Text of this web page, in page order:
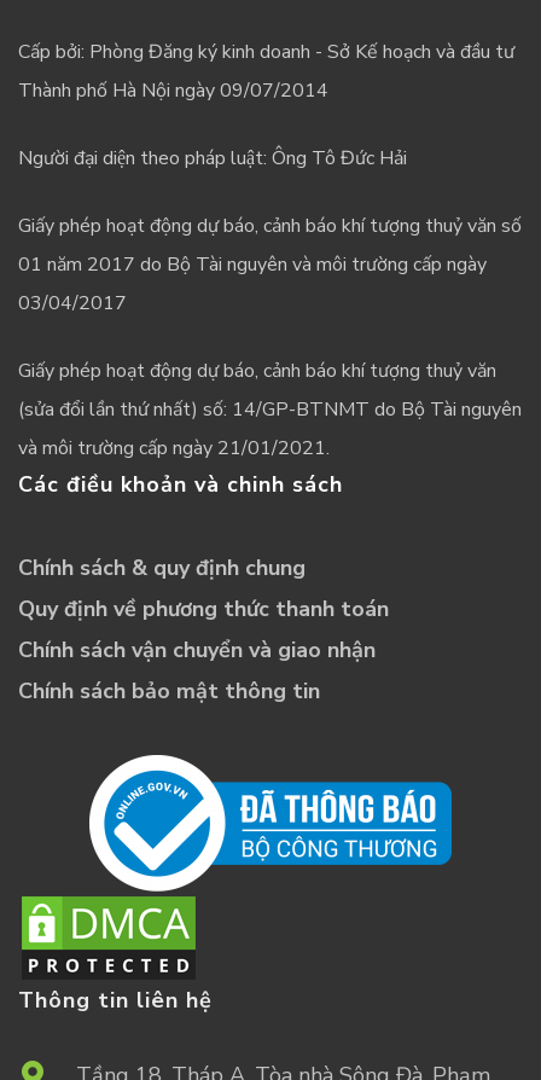
Cấp bởi: Phòng Đăng ký kinh doanh - Sở Kế hoạch và đầu tư
Thành phố Hà Nội ngày 09/07/2014
Người đại diện theo pháp luật: Ông Tô Đức Hải
Giấy phép hoạt động dự báo, cảnh báo khí tượng thuỷ văn số
01 năm 2017 do Bộ Tài nguyên và môi trường cấp ngày
03/04/2017
Giấy phép hoạt động dự báo, cảnh báo khí tượng thuỷ văn
(sửa đổi lần thứ nhất) số: 14/GP-BTNMT do Bộ Tài nguyên
và môi trường cấp ngày 21/01/2021.
Các điều khoản và chinh sách
Chính sách & quy định chung
Quy định về phương thức thanh toán
Chính sách vận chuyển và giao nhận
Chính sách bảo mật thông tin
Thông tin liên hệ